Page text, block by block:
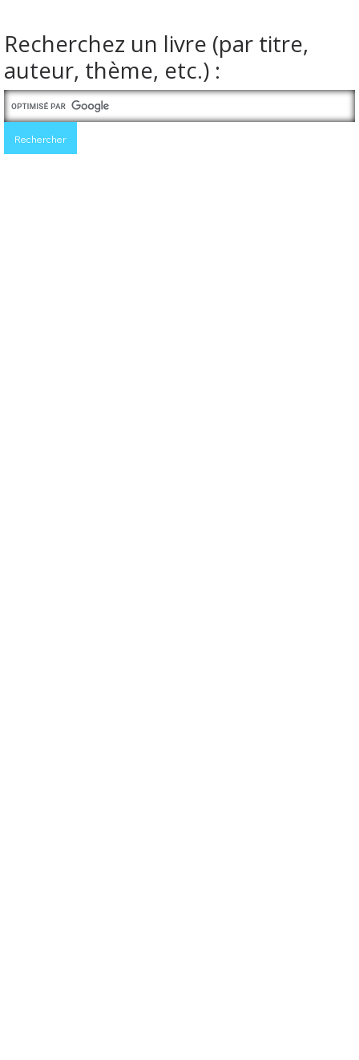
Recherchez un livre (par titre,
auteur, thème, etc.) :